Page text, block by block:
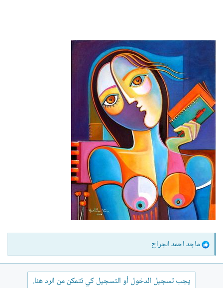
ا
ل
ت
ماجد احمد الجراح
يجب تسجيل الدخول أو التسجيل كي تتمكن من الرد هنا.